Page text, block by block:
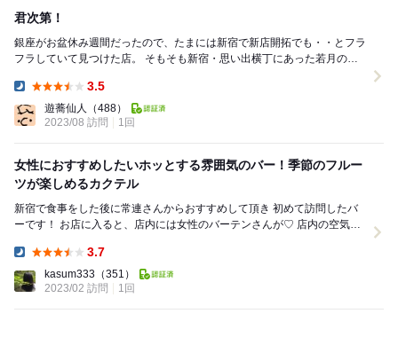
君次第！
銀座がお盆休み週間だったので、たまには新宿で新店開拓でも・・とフラ
フラしていて見つけた店。 そもそも新宿・思い出横丁にあった若月の焼
3.5
遊蕎仙人
（488）
2023/08 訪問
1回
女性におすすめしたいホッとする雰囲気のバー！季節のフルー
ツが楽しめるカクテル
新宿で食事をした後に常連さんからおすすめして頂き 初めて訪問したバ
ーです！ お店に入ると、店内には女性のバーテンさんが♡ 店内の空気感
3.7
kasum333 （351）
2023/02 訪問
1回